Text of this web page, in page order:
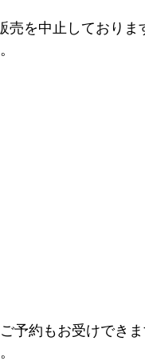
売を中止しておりま
予約もお受けでき